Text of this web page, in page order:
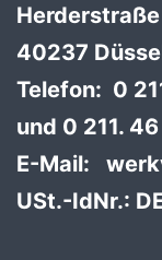
40237
Telefon: 0
und 0 211.
E-Mail:
USt.-IdNr.: